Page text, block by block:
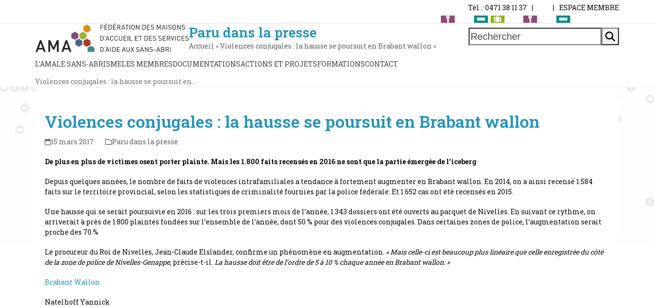
Tél. : 0471 38 11 37 | | ESPACE MEMBRE
Rechercher
L’AMALE SANS-ABRISMELES MEMBRESDOCUMENTATIONSACTIONS ET PROJETSFORMATIONSCONTACT
Paru dans la presse
Accueil »Violences conjugales : la hausse se poursuit en Brabant wallon »
Violences conjugales : la hausse se poursuit en…
Violences conjugales : la hausse se poursuit en Brabant wallon
15 mars 2017 Paru dans la presse
De plus en plus de victimes osent porter plainte. Mais les 1.800 faits recensés en 2016 ne sont que la partie émergée de l’iceberg
Depuis quelques années, le nombre de faits de violences intrafamiliales a tendance à fortement augmenter en Brabant wallon. En 2014, on a ainsi recensé 1.584
faits sur le territoire provincial, selon les statistiques de criminalité fournies par la police fédérale. Et 1.652 cas ont été recensés en 2015.
Une hausse qui se serait poursuivie en 2016 : sur les trois premiers mois de l’année, 1.343 dossiers ont été ouverts au parquet de Nivelles. En suivant ce rythme, on
arriverait à près de 1.800 plaintes fondées sur l’ensemble de l’année, dont 50 % pour des violences conjugales. Dans certaines zones de police, l’augmentation serait
proche des 70 %
Le procureur du Roi de Nivelles, Jean-Claude Elslander, confirme un phénomène en augmentation. « Mais celle-ci est beaucoup plus linéaire que celle enregistrée du côté
de la zone de police de Nivelles-Genappe, précise-t-il. La hausse doit être de l’ordre de 5 à 10 % chaque année en Brabant wallon. »
Brabant Wallon
Natelhoff Yannick